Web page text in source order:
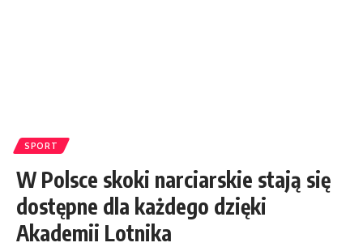
SPORT
W Polsce skoki narciarskie stają się
dostępne dla każdego dzięki
Akademii Lotnika